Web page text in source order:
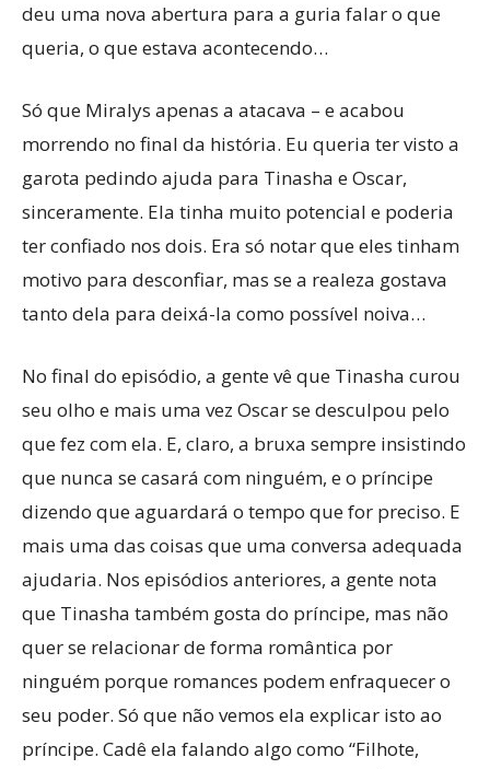
deu uma nova abertura para a guria falar o que
queria, o que estava acontecendo…
Só que Miralys apenas a atacava – e acabou
morrendo no final da história. Eu queria ter visto a
garota pedindo ajuda para Tinasha e Oscar,
sinceramente. Ela tinha muito potencial e poderia
ter confiado nos dois. Era só notar que eles tinham
motivo para desconfiar, mas se a realeza gostava
tanto dela para deixá-la como possível noiva…
No final do episódio, a gente vê que Tinasha curou
seu olho e mais uma vez Oscar se desculpou pelo
que fez com ela. E, claro, a bruxa sempre insistindo
que nunca se casará com ninguém, e o príncipe
dizendo que aguardará o tempo que for preciso. E
mais uma das coisas que uma conversa adequada
ajudaria. Nos episódios anteriores, a gente nota
que Tinasha também gosta do príncipe, mas não
quer se relacionar de forma romântica por
ninguém porque romances podem enfraquecer o
seu poder. Só que não vemos ela explicar isto ao
príncipe. Cadê ela falando algo como “Filhote,